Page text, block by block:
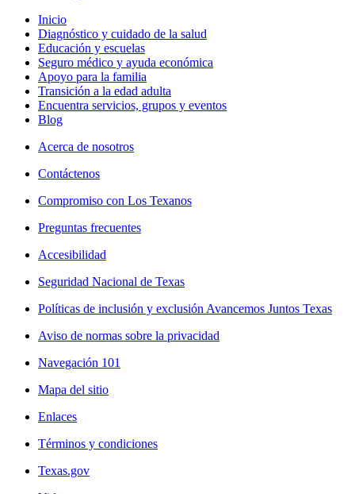
Inicio
Diagnóstico y cuidado de la salud
Educación y escuelas
Seguro médico y ayuda económica
Apoyo para la familia
Transición a la edad adulta
Encuentra servicios, grupos y eventos
Blog
Acerca de nosotros
Contáctenos
Compromiso con Los Texanos
Preguntas frecuentes
Accesibilidad
Seguridad Nacional de Texas
Políticas de inclusión y exclusión Avancemos Juntos Texas
Aviso de normas sobre la privacidad
Navegación 101
Mapa del sitio
Enlaces
Términos y condiciones
Texas.gov